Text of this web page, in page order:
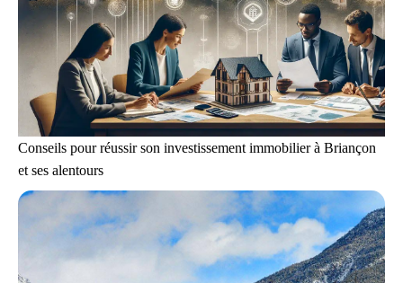
Conseils pour réussir son investissement immobilier à Briançon
et ses alentours